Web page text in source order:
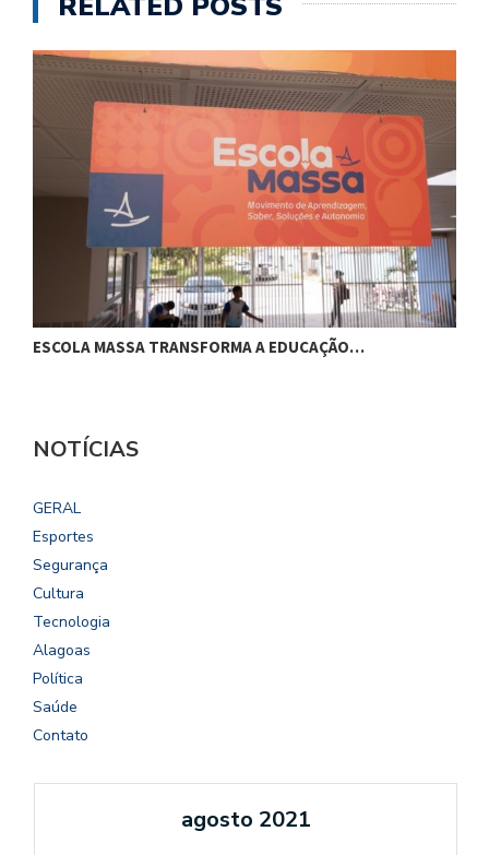
ESCOLA MASSA TRANSFORMA A EDUCAÇÃO…
NOTÍCIAS
GERAL
Esportes
Segurança
Cultura
Tecnologia
Alagoas
Política
Saúde
Contato
agosto 2021